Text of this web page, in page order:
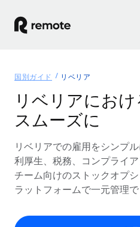
グローバル雇用
グローバル給与処理
コンプライアンス対応の給与
Employer of Record（
グローバル展開をコストをか
Contractor of Record
ソリューション
各国の制度に対応
国別ガイド
/国別のグローバル雇用支援を
リソース
ツールと計算ツール
価格
国別ガイド リベリア
リベリアにお
スムーズに
リベリアでの雇用をシンプ
利厚生、税務、コンプライ
チーム向けのストックオプ
ラットフォームで一元管理で